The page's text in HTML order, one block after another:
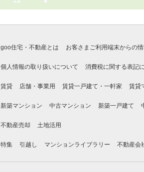
goo住宅・不動産とは お客さまご利用端末からの
個人情報の取り扱いについて 消費税に関する表記
賃貸 店舗・事業用 賃貸一戸建て・一軒家 賃貸
新築マンション 中古マンション 新築一戸建て
不動産売却 土地活用
特集 引越し マンションライブラリー 不動産会